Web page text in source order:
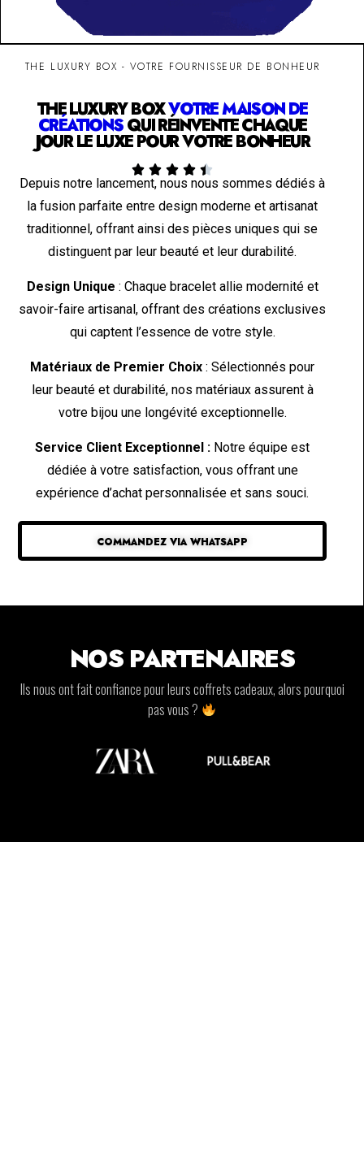
THE LUXURY BOX - VOTRE FOURNISSEUR DE BONHEUR
THE LUXURY BOXVOTRE MAISON DE
CRÉATIONSQUI RÉINVENTE CHAQUE
JOUR LE LUXE POUR VOTRE BONHEUR
    
Depuis notre lancement, nous nous sommes dédiés à
la fusion parfaite entre design moderne et artisanat
traditionnel, offrant ainsi des pièces uniques qui se
distinguent par leur beauté et leur durabilité.
Design Unique : Chaque bracelet allie modernité et
savoir-faire artisanal, offrant des créations exclusives
qui captent l’essence de votre style.
Matériaux de Premier Choix : Sélectionnés pour
leur beauté et durabilité, nos matériaux assurent à
votre bijou une longévité exceptionnelle.
Service Client Exceptionnel : Notre équipe est
dédiée à votre satisfaction, vous offrant une
expérience d’achat personnalisée et sans souci.
COMMANDEZ VIA WHATSAPP
NOS PARTENAIRES
Ils nous ont fait confiance pour leurs coffrets cadeaux, alors pourquoi
pas vous ?